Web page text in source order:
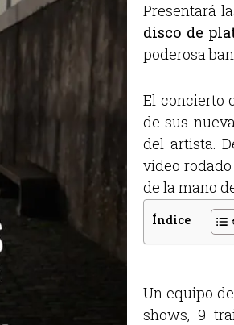
Presentará
disco de
poderosa
El concierto
de sus
del artista.
vídeo
de la mano
Índice
Un equipo
shows, 9